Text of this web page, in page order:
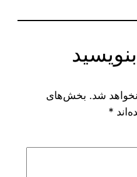
شد. بخش‌های
*